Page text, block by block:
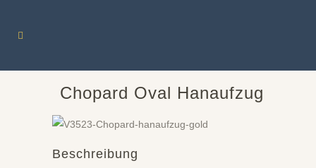
Chopard Oval Hanaufzug
Beschreibung